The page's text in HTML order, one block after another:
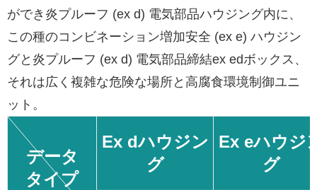
ができ炎プルーフ (ex d) 電気部品ハウジング内に、
この種のコンビネーション増加安全 (ex e) ハウジン
グと炎プルーフ (ex d) 電気部品締結ex edボックス、
それは広く複雑な危険な場所と高腐食環境制御ユニ
ット。
データ
タイプ
Ex dハウジン
グ
Ex eハウジ
グ